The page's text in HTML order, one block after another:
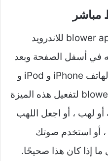
مباشر
قم بتنزيل و تحميل تطبيق blower apk للاندرويد
في أسفل الصفحة وبعد
التثبيت تجد الهواء يهب من الهاتف iPhone و iPod و
iPad، حاول تنزيل تطبيق blower لتفعيل هذه الميزة
أو لهب ، أو اجعل اللهب
أو استخدم صوتك
إذا كان هذا صحيحًا.